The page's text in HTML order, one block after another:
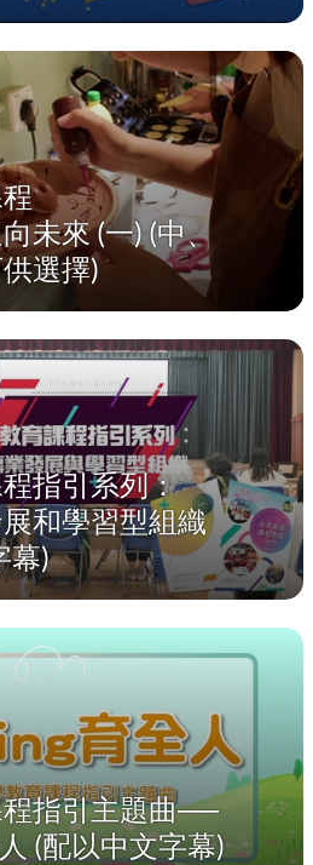
未來 (一) (中、
選擇)
指引系列：
和學習型組織
幕)
指引主題曲──
(配以中文字幕)